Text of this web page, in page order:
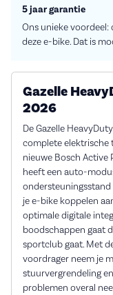
5 jaar garantie
Ons unieke voordeel:
deze e-bike. Dat is
Gazelle
2026
De Gazelle
complete
nieuwe Bosch
heeft een auto-
je e-bike koppelen
optimale digitale
boodschappen gaat
sportclub gaat. Met
voordrager neem je
stuurvergrendeling
problemen overal